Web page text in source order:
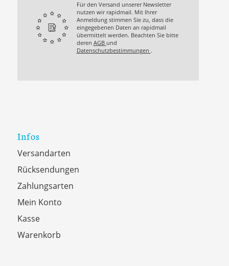
Für den Versand unserer Newsletter
nutzen wir rapidmail. Mit Ihrer
Anmeldung stimmen Sie zu, dass die
eingegebenen Daten an rapidmail
übermittelt werden. Beachten Sie bitte
deren AGB und
Datenschutzbestimmungen .
Infos
Versandarten
Rücksendungen
Zahlungsarten
Mein Konto
Kasse
Warenkorb